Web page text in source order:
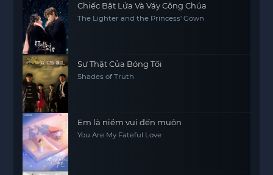
Chiếc Bật Lửa Và Váy Công Chúa
The Lighter and the Princess' Gown
Sự Thật Của Bóng Tối
Shades of Truth
Em là niềm vui đến muộn
You Are My Fateful Love